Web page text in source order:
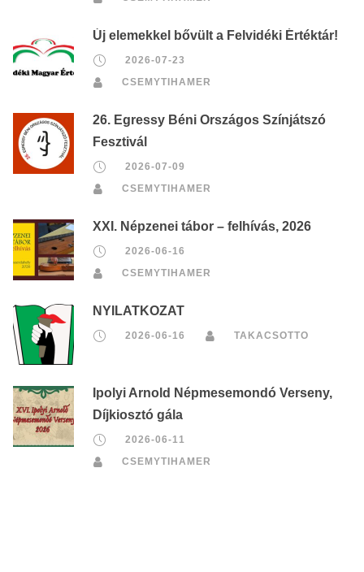
Új elemekkel bővült a Felvidéki Értéktár!
2026-07-23
CSEMYTIHAMER
26. Egressy Béni Országos Színjátszó
Fesztivál
2026-07-09
CSEMYTIHAMER
XXI. Népzenei tábor – felhívás, 2026
2026-06-16
CSEMYTIHAMER
NYILATKOZAT
2026-06-16 TAKACSOTTO
Ipolyi Arnold Népmesemondó Verseny,
Díjkiosztó gála
2026-06-11
CSEMYTIHAMER